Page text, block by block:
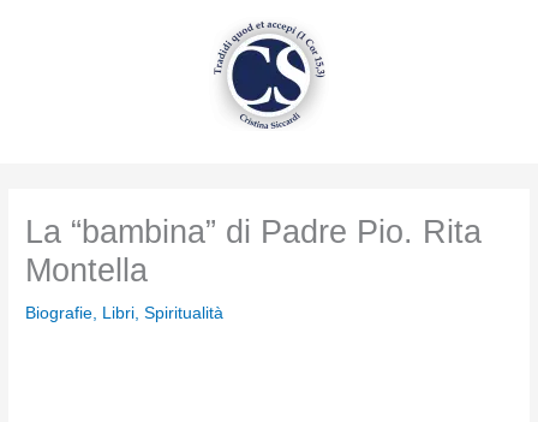
La “bambina” di Padre Pio. Rita
Montella
Biografie, Libri,Spiritualità